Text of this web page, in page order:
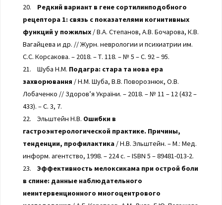
20. Редкий вариант в гене сортилинподобного
рецептора 1: связь с показателями когнитивных
функций у пожилых/ В.А. Степанов, А.В. Бочарова, К.В.
Вагайцева и др. // Журн. неврологии и психиатрии им.
С.С. Корсакова. – 2018. – Т. 118. – № 5 – С. 92 – 95.
21. Шуба Н.М. Подагра: стара та нова ера
захворювання / Н.М. Шуба, В.В. Поворознюк, О.В.
Лобаченко // Здоров’я України. – 2018. – № 11 – 12 (432 –
433). – С. 3, 7.
22. Эльштейн Н.В. Ошибки в
гастроэнтерологической практике. Причины,
тенденции, профилактика / Н.В. Эльштейн. – М.: Мед.
информ. агентство, 1998. – 224 с. – ISBN 5 – 89481-013-2.
23. Эффективность мелоксикама при острой боли
в спине: данные наблюдательного
неинтервенционного многоцентрового